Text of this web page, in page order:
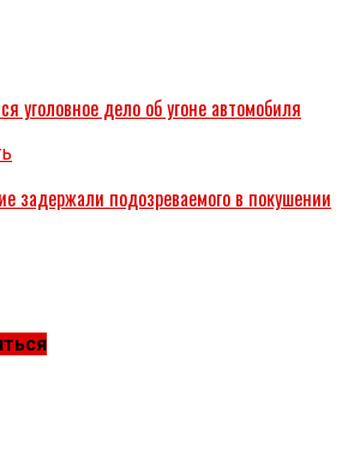
уголовное дело об угоне автомобиля
задержали подозреваемого в покушении